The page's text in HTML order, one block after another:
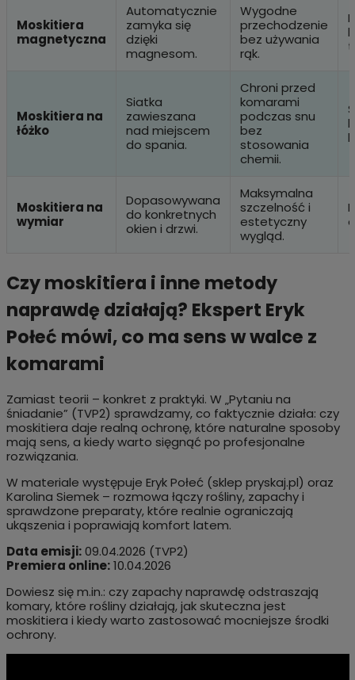
Moskitiera
magnetyczna
Automatycznie
zamyka się
dzięki
magnesom.
Wygodne
przechodzenie
bez używania
rąk.
Moskitiera na
łóżko
Siatka
zawieszana
nad miejscem
do spania.
Chroni przed
komarami
podczas snu
bez
stosowania
chemii.
Moskitiera na
wymiar
Dopasowywana
do konkretnych
okien i drzwi.
Maksymalna
szczelność i
estetyczny
wygląd.
Czy moskitiera i inne metody
naprawdę działają? Ekspert Eryk
Połeć mówi, co ma sens w walce z
komarami
Zamiast teorii – konkret z praktyki. W „Pytaniu na
śniadanie” (TVP2) sprawdzamy, co faktycznie działa: czy
moskitiera daje realną ochronę, które naturalne sposoby
mają sens, a kiedy warto sięgnąć po profesjonalne
rozwiązania.
W materiale występuje Eryk Połeć (sklep pryskaj.pl) oraz
Karolina Siemek – rozmowa łączy rośliny, zapachy i
sprawdzone preparaty, które realnie ograniczają
ukąszenia i poprawiają komfort latem.
Data emisji:09.04.2026 (TVP2)
Premiera online:10.04.2026
Dowiesz sięm.in.: czy zapachy naprawdę odstraszają
komary, które rośliny działają, jak skuteczna jest
moskitiera i kiedy warto zastosować mocniejsze środki
ochrony.